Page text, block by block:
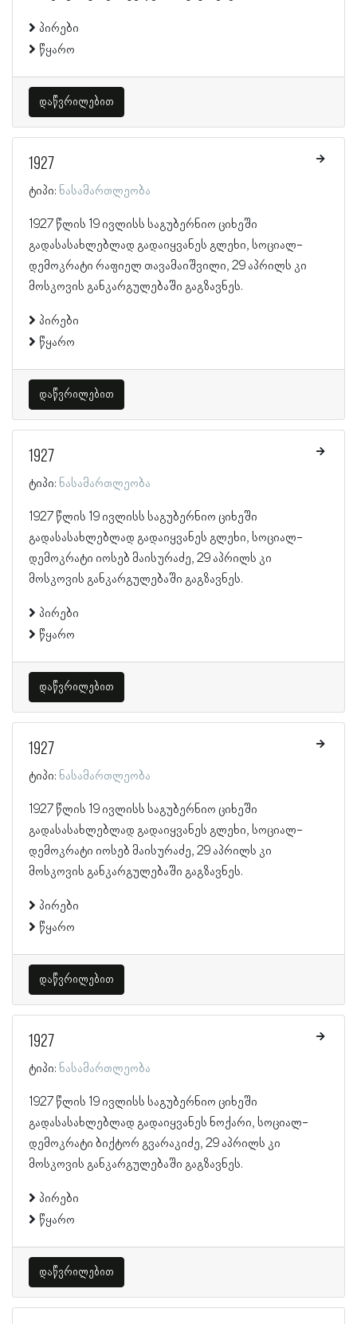
პირები
წყარო
დაწვრილებით
1927
ტიპი: ნასამართლეობა
1927 წლის 19 ივლისს საგუბერნიო ციხეში
გადასასახლებლად გადაიყვანეს გლეხი, სოციალ-
დემოკრატი რაფიელ თავამაიშვილი, 29 აპრილს კი
მოსკოვის განკარგულებაში გაგზავნეს.
პირები
წყარო
დაწვრილებით
1927
ტიპი: ნასამართლეობა
1927 წლის 19 ივლისს საგუბერნიო ციხეში
გადასასახლებლად გადაიყვანეს გლეხი, სოციალ-
დემოკრატი იოსებ მაისურაძე, 29 აპრილს კი
მოსკოვის განკარგულებაში გაგზავნეს.
პირები
წყარო
დაწვრილებით
1927
ტიპი: ნასამართლეობა
1927 წლის 19 ივლისს საგუბერნიო ციხეში
გადასასახლებლად გადაიყვანეს გლეხი, სოციალ-
დემოკრატი იოსებ მაისურაძე, 29 აპრილს კი
მოსკოვის განკარგულებაში გაგზავნეს.
პირები
წყარო
დაწვრილებით
1927
ტიპი: ნასამართლეობა
1927 წლის 19 ივლისს საგუბერნიო ციხეში
გადასასახლებლად გადაიყვანეს ნოქარი, სოციალ-
დემოკრატი ბიქტორ გვარაკიძე, 29 აპრილს კი
მოსკოვის განკარგულებაში გაგზავნეს.
პირები
წყარო
დაწვრილებით